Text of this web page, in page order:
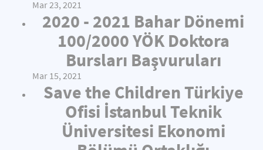
Mar 23, 2021
2020 - 2021 Bahar Dönemi
100/2000 YÖK Doktora
Bursları Başvuruları
Mar 15, 2021
Save the Children Türkiye
Ofisi İstanbul Teknik
Üniversitesi Ekonomi